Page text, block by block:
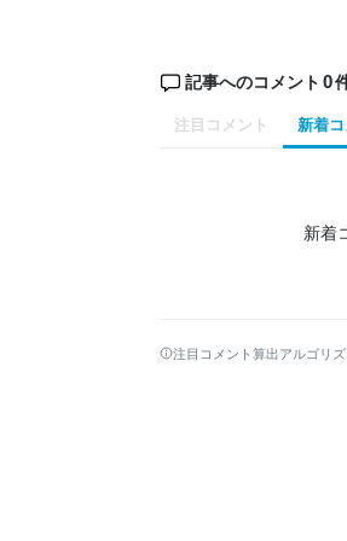
記事へのコメント 0
注目コメント 新着コ
新着
注目コメント算出アルゴリ